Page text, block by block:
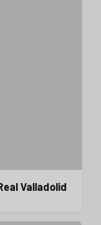
Valladolid